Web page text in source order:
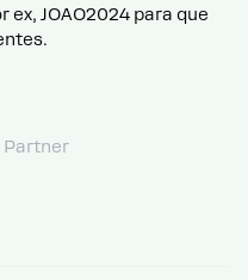
ex, JOAO2024 para que
Partner